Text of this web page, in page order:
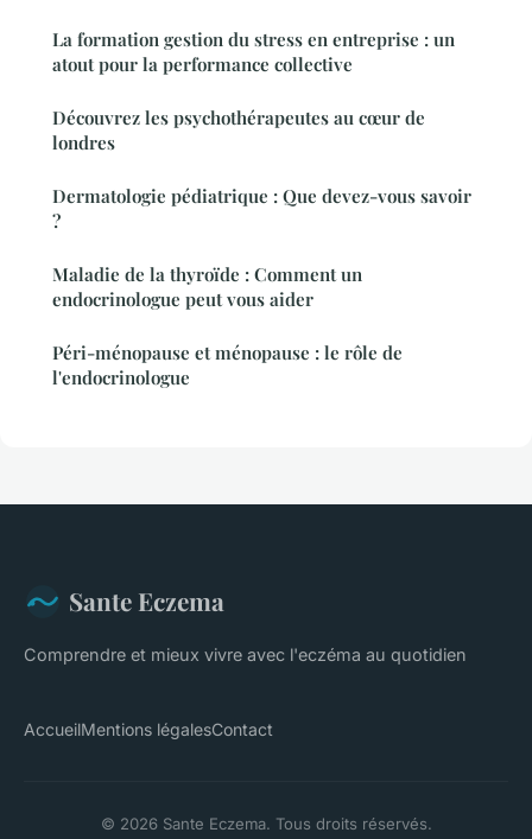
La formation gestion du stress en entreprise : un
atout pour la performance collective
Découvrez les psychothérapeutes au cœur de
londres
Dermatologie pédiatrique : Que devez-vous savoir
?
Maladie de la thyroïde : Comment un
endocrinologue peut vous aider
Péri-ménopause et ménopause : le rôle de
l'endocrinologue
Sante Eczema
Comprendre et mieux vivre avec l'eczéma au quotidien
AccueilMentions légalesContact
© 2026 Sante Eczema. Tous droits réservés.